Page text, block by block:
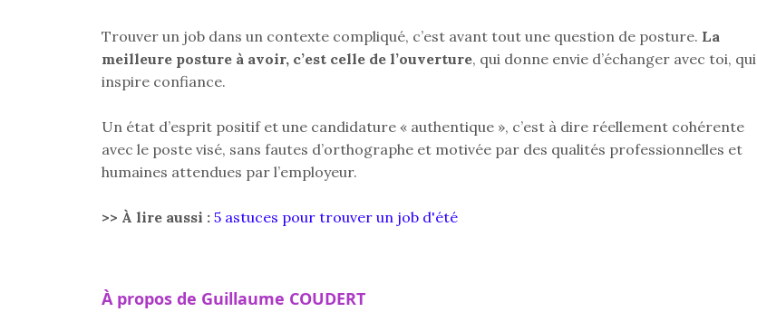
Trouver un job dans un contexte compliqué, c’est avant tout une question de posture. La
meilleure posture à avoir, c’est celle de l’ouverture, qui donne envie d’échanger avec toi, qui
inspire confiance.
Un état d’esprit positif et une candidature « authentique », c’est à dire réellement cohérente
avec le poste visé, sans fautes d’orthographe et motivée par des qualités professionnelles et
humaines attendues par l’employeur.
>> À lire aussi : 5 astuces pour trouver un job d'été
À propos de Guillaume COUDERT